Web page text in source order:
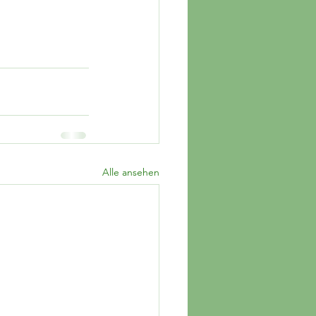
Alle ansehen